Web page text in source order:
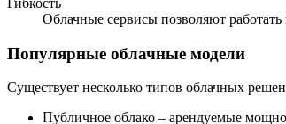
Облачные сервисы позволяют
Популярные облачные модели
Существует несколько типов облачных
Публичное облако – арендуемые